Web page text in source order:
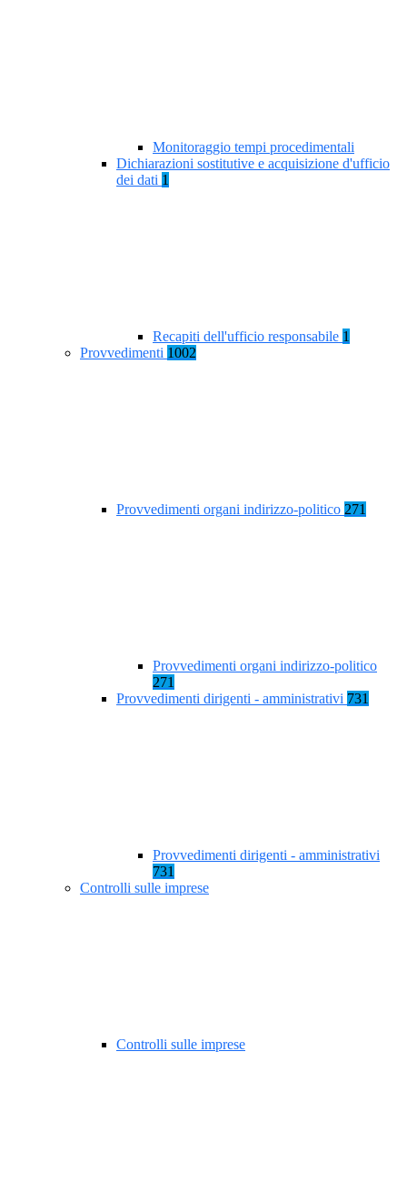
Monitoraggio tempi procedimentali
Dichiarazioni sostitutive e acquisizione d'ufficio
dei dati 1
Recapiti dell'ufficio responsabile 1
Provvedimenti 1002
Provvedimenti organi indirizzo-politico 271
Provvedimenti organi indirizzo-politico
271
Provvedimenti dirigenti - amministrativi 731
Provvedimenti dirigenti - amministrativi
731
Controlli sulle imprese
Controlli sulle imprese